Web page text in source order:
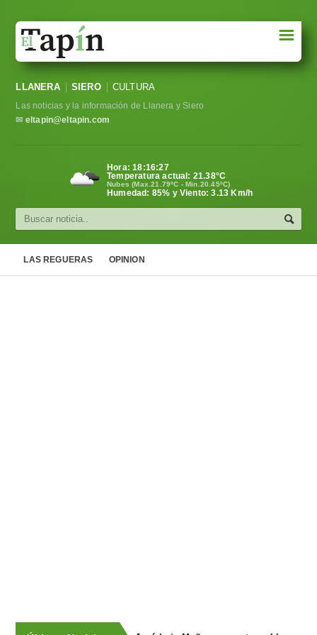
Sociedad
Política
Cultura
☰
LLANERA SIERO CULTURA
Las noticias y la información de Llanera y Siero
✉ eltapin@eltapin.com
Hora:18:16:27
Temperatura actual: 21.38°C
Nubes (Max.21.79ºC - Min.20.45ºC)
Humedad: 85% y Viento: 3.13 Km/h
LAS REGUERAS OPINION